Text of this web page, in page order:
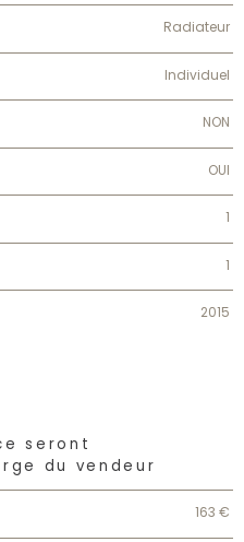
Radiateur
Individuel
NON
OUI
1
1
2015
seront
du vendeur
163 €